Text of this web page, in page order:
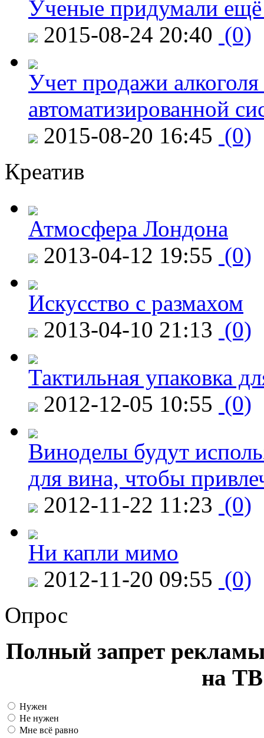
Ученые придумали ещё
2015-08-24 20:40 (0)
Учет продажи
автоматизированной
2015-08-20 16:45 (0)
Креатив
Атмосфера Лондона
2013-04-12 19:55 (0)
Искусство с размахом
2013-04-10 21:13 (0)
Тактильная упаковка
2012-12-05 10:55 (0)
Виноделы будут
для вина, чтобы
2012-11-22 11:23 (0)
Ни капли мимо
2012-11-20 09:55 (0)
Опрос
Полный запрет
на ТВ
Нужен
Не нужен
Мне всё равно